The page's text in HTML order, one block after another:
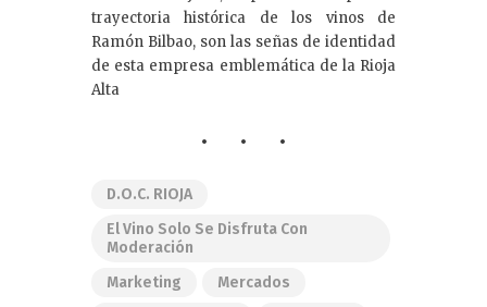
trayectoria histórica de los vinos de
Ramón Bilbao, son las señas de identidad
de esta empresa emblemática de la Rioja
Alta
D.O.C. RIOJA
El Vino Solo Se Disfruta Con
Moderación
Marketing
Mercados